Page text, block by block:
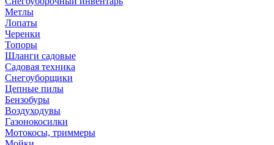
Метлы
Лопаты
Черенки
Топоры
Шланги садовые
Садовая техника
Снегоуборщики
Цепные пилы
Бензобуры
Воздуходувы
Газонокосилки
Мотокосы, триммеры